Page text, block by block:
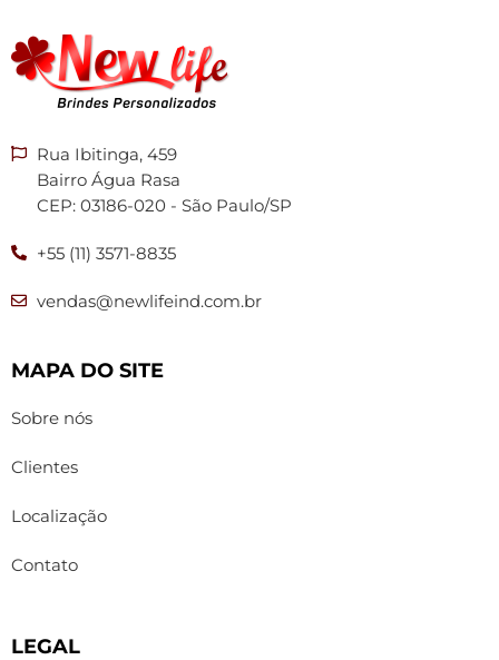
Rua Ibitinga, 459
Bairro Água Rasa
CEP: 03186-020 - São Paulo/SP
+55 (11) 3571-8835
vendas@newlifeind.com.br
MAPA DO SITE
Sobre nós
Clientes
Localização
Contato
LEGAL